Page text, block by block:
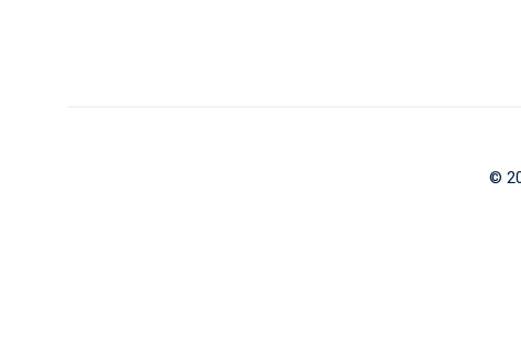
©